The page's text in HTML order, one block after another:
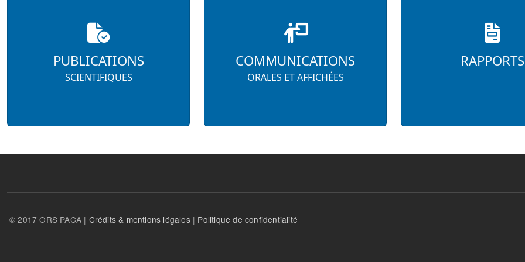
PUBLICATIONS
SCIENTIFIQUES
COMMUNICATIONS
ORALES ET AFFICHÉES
RAPPORTS
© 2017 ORS PACA | Crédits & mentions légales| Politique de confidentialité